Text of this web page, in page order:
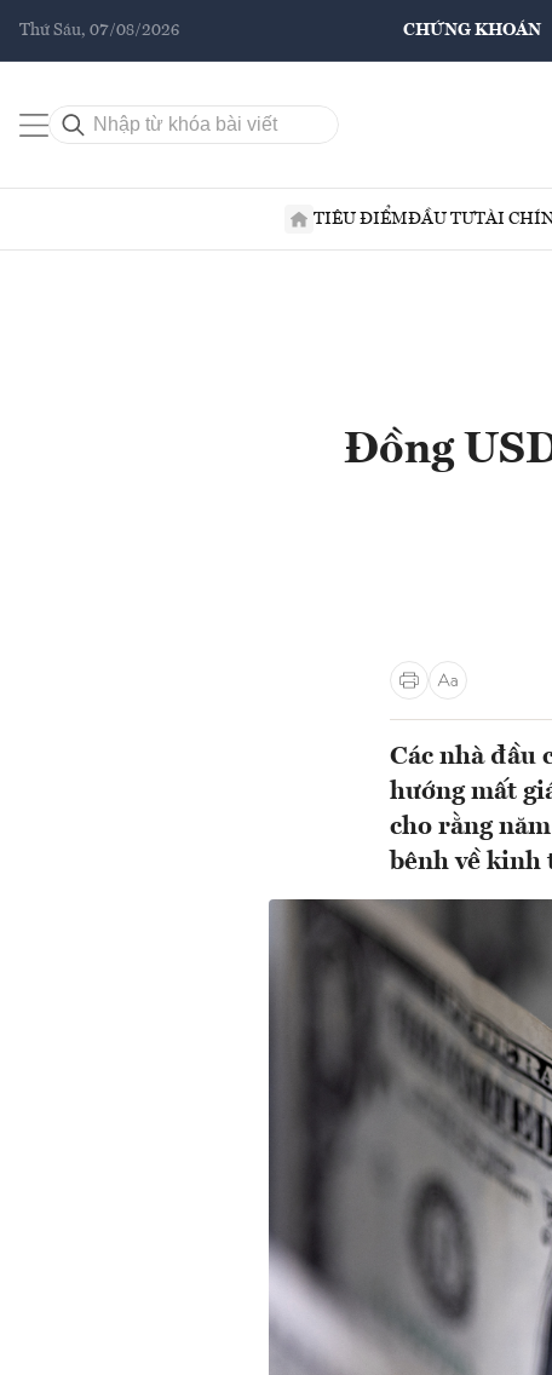
Thứ Sáu, 07/08/2026 CHỨNG KHOÁN
TIÊU ĐIỂMĐẦU TƯTÀI
Đồng
Các nhà đầu
hướng mất
cho rằng
bênh về